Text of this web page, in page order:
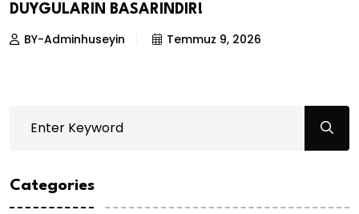
DUYGULARIN BASARINDIR!
BY-Adminhuseyin Temmuz 9, 2026
Categories